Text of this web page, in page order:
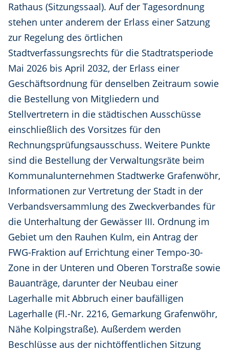
Rathaus (Sitzungssaal). Auf der Tagesordnung
stehen unter anderem der Erlass einer Satzung
zur Regelung des örtlichen
Stadtverfassungsrechts für die Stadtratsperiode
Mai 2026 bis April 2032, der Erlass einer
Geschäftsordnung für denselben Zeitraum sowie
die Bestellung von Mitgliedern und
Stellvertretern in die städtischen Ausschüsse
einschließlich des Vorsitzes für den
Rechnungsprüfungsausschuss. Weitere Punkte
sind die Bestellung der Verwaltungsräte beim
Kommunalunternehmen Stadtwerke Grafenwöhr,
Informationen zur Vertretung der Stadt in der
Verbandsversammlung des Zweckverbandes für
die Unterhaltung der Gewässer III. Ordnung im
Gebiet um den Rauhen Kulm, ein Antrag der
FWG-Fraktion auf Errichtung einer Tempo-30-
Zone in der Unteren und Oberen Torstraße sowie
Bauanträge, darunter der Neubau einer
Lagerhalle mit Abbruch einer baufälligen
Lagerhalle (Fl.-Nr. 2216, Gemarkung Grafenwöhr,
Nähe Kolpingstraße). Außerdem werden
Beschlüsse aus der nichtöffentlichen Sitzung